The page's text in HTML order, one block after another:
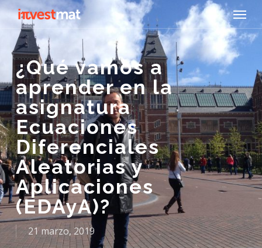
Skip
content
Menu
¿Qué vamos a
aprender en la
asignatura
Ecuaciones
Diferenciales
Aleatorias y
Aplicaciones
(EDAyA)?
21 marzo, 2019